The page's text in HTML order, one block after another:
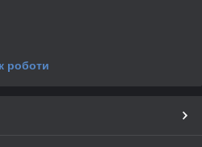
роботи